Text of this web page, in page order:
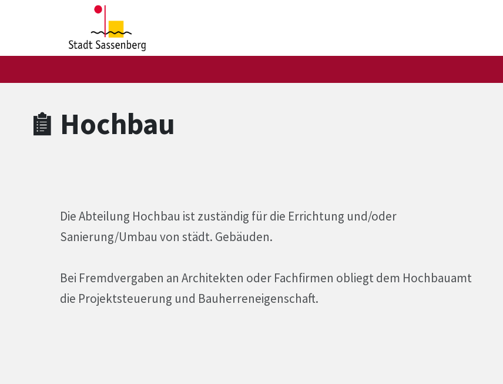
Zum Header
Zum Hauptinhalt
Zum Footer
Zum Hauptinhalt springen
Hochbau
Die Abteilung Hochbau ist zuständig für die Errichtung und/oder
Sanierung/Umbau von städt. Gebäuden.
Bei Fremdvergaben an Architekten oder Fachfirmen obliegt dem Hochbauamt
die Projektsteuerung und Bauherreneigenschaft.